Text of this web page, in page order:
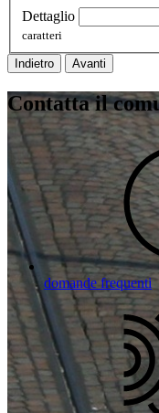
Dettaglio
caratteri
Indietro Avanti
Contatta il
domande frequenti